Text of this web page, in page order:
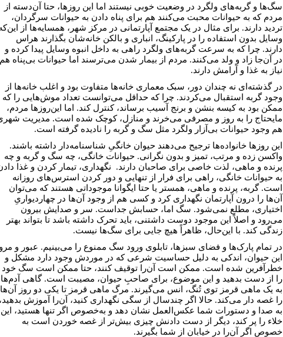
سگ‌ها و گربه‌های ولگرد در وضعیت خوبی نیستند اما این روزها، حتا آن‌دسته از
مردم که به حیوانات محبت می‌کنند هم برای پناه دادن به حیوانات سرگردان،
تردید دارند. برای مثال در یک مجتمع آپارتمانی در مرکز شهر، همسایه‌ها از
وسایل بدون استفاده را در پارکینگ، انباری و بالکن خانه‌شان بگذارند هراس
دارند. چرا که به سرعت گربه‌های ولگرد راهی به داخل انبوه وسایل پیدا کرده و
در آن‌جا زاد و ولد می‌کنند. مردم از بیمار شدن می‌ترسند اما حیوانات بی‌پناه هم
نیاز به غذا و آرامش دارند.
در گذشته‌ای نه چندان دور، سبک معماری خانه‌ها متفاوت بود و اغلب خانه‌ها از
وجود گربه استقبال می‌کردند. چرا که حداقل می‌توانست تعداد موش‌هایی را که
ممکن بود به کیسه بنشن و برنج آسیب برساند، کنترل کند. اما این‌روزها مردم،
مایحتاج را به روز و مصرفی می‌خرند و منازل، کوچک شده است. مدیریت
هم وجود حیوانات بی‌آزار ولگرد مثل سگ و گربه را نادیده گرفته است.
این روزها خانواده‌ها ترجیح می‌دهند حیوان خانگیِ شناسنامه‌دار داشته باشند.
واکسن زده و مرتب، تمیز و بدون نگرانی. حیوانات خانگی، چه سگ و گربه و چه
پرنده و ماهی، لذت خاصی برای صاحبان دارند. نگهداری، تیمار کردن و غذا
به حیوانات خانگی، راهی برای فرار از تنهایی و دور کردن استرس‌های روزانه
است. گربه، پرنده و ماهی، همستر یا حتا ایگوانا موجوداتی هستند که می‌توان
آن‌ها را درون آپارتمان نگهداری کرد و کسی هم از وجود آن‌ها در چهاردیواریِ
اختیاری، مطلع نمی‌شود. سگ اما، حسابش جداست. سر و صدایش بیرون
می‌رود و اصلاً این موجود دوست داشتنی، باید تحرک داشته باشد تا بتواند بهتر
زندگی کند. با این‌حال، ظاهراً هیچ جایی برای سگ‌ها نیست.
در تمام پارک‌ها و فضای سبزها، تابلوی ورود سگ ممنوع را می‌بینیم. عبور و
این حیوان، اندکی به دلیل حساسیت شرعی که در موردش وجود دارد مشکل و
خطرآفرین شده است. ممکن است آن‌را توقیف کنند، حتا ممکن است سگ خود
را از دست بدهید و این موضوع، برای صاحبِ حیوان، مصیبت است. گاهی آدم‌ها
به یک ماهی قرمز توی تُنگ، انس می‌گیرند. مرگ ماهی قرمز تا یکی دو روز آن‌ها
را غصه دار می‌کند. حالا اگر چندسال از سگی نگهداری کنید، آن‌را آموزش
به صدا و دستورات شما عکس‌العمل نشان دهد و به‌خصوص اگر تنها هستید، این
خلاء را پر کند، دیگر از دست دادنش چیزی بیش‌تر از غصه خوردن است به
خصوص اگر آن‌را در خیابان از شما بگیرند.